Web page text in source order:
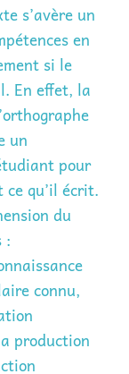
s’avère un
en
si le
En effet, la
un
pour
qu’il écrit.
du
:
connu,
production